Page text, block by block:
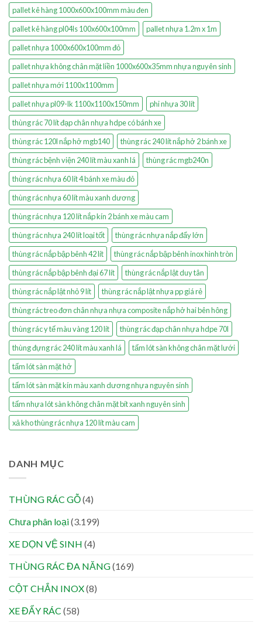
pallet kê hàng 1000x600x100mm màu đen
pallet kê hàng pl04ls 100x600x100mm
pallet nhựa 1.2m x 1m
pallet nhựa 1000x600x100mm đỏ
pallet nhựa không chân mặt liền 1000x600x35mm nhựa nguyên sinh
pallet nhựa mới 1100x1100mm
pallet nhựa pl09-lk 1100x1100x150mm
phi nhựa 30 lít
thùng rác 70 lít đạp chân nhựa hdpe có bánh xe
thùng rác 120l nắp hở mgb140
thùng rác 240 lít nắp hở 2 bánh xe
thùng rác bệnh viện 240 lít màu xanh lá
thùng rác mgb240n
thùng rác nhựa 60 lít 4 bánh xe màu đỏ
thùng rác nhựa 60 lít màu xanh dương
thùng rác nhựa 120 lít nắp kín 2 bánh xe màu cam
thùng rác nhựa 240 lít loại tốt
thùng rác nhựa nắp đẩy lớn
thùng rác nắp bập bênh 42 lít
thùng rác nắp bập bênh inox hình tròn
thùng rác nắp bập bênh đại 67 lít
thùng rác nắp lật duy tân
thùng rác nắp lật nhỏ 9 lít
thùng rác nắp lật nhựa pp giá rẻ
thùng rác treo đơn chân nhựa nhựa composite nắp hở hai bên hông
thùng rác y tế màu vàng 120 lít
thùng rác đạp chân nhựa hdpe 70l
thùng đựng rác 240 lít màu xanh lá
tấm lót sàn không chân mặt lưới
tấm lót sàn mặt hở
tấm lót sàn mặt kín màu xanh dương nhựa nguyên sinh
tấm nhựa lót sàn không chân mặt bít xanh nguyên sinh
xả kho thùng rác nhựa 120 lít màu cam
DANH MỤC
THÙNG RÁC GỖ(4)
Chưa phân loại(3.199)
XE DỌN VỆ SINH (4)
THÙNG RÁC ĐA NĂNG(169)
CỘT CHẮN INOX(8)
XE ĐẨY RÁC (58)